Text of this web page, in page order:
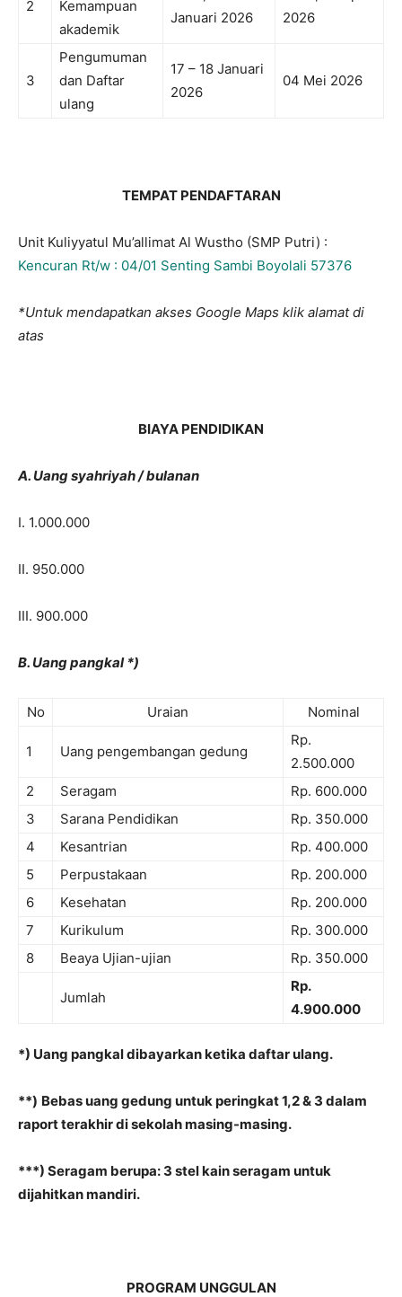
2
Kemampuan
akademik
Januari 2026
2026
3
Pengumuman
dan Daftar
ulang
17 – 18 Januari
2026
04 Mei 2026
TEMPAT PENDAFTARAN
Unit Kuliyyatul Mu’allimat Al Wustho (SMP Putri) :
Kencuran Rt/w : 04/01 Senting Sambi Boyolali 57376
*Untuk mendapatkan akses Google Maps klik alamat di
atas
BIAYA PENDIDIKAN
A. Uang syahriyah / bulanan
I. 1.000.000
II. 950.000
III. 900.000
B. Uang pangkal *)
No Uraian Nominal
1 Uang pengembangan gedung
Rp.
2.500.000
2
Seragam
Rp. 600.000
3
Sarana Pendidikan
Rp. 350.000
4
Kesantrian
Rp. 400.000
5
Perpustakaan
Rp. 200.000
6
Kesehatan
Rp. 200.000
7
Kurikulum
Rp. 300.000
8
Beaya Ujian-ujian Rp. 350.000
Jumlah
Rp.
4.900.000
*) Uang pangkal dibayarkan ketika daftar ulang.
**) Bebas uang gedung untuk peringkat 1,2 & 3 dalam
raport terakhir di sekolah masing-masing.
***) Seragam berupa: 3 stel kain seragam untuk
dijahitkan mandiri.
PROGRAM UNGGULAN